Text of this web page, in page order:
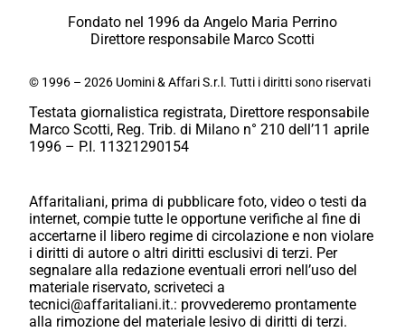
Fondato nel 1996 da Angelo Maria Perrino
Direttore responsabile Marco Scotti
© 1996 – 2026 Uomini & Affari S.r.l. Tutti i diritti sono riservati
Testata giornalistica registrata, Direttore responsabile
Marco Scotti, Reg. Trib. di Milano n° 210 dell’11 aprile
1996 – P.I. 11321290154
Affaritaliani, prima di pubblicare foto, video o testi da
internet, compie tutte le opportune verifiche al fine di
accertarne il libero regime di circolazione e non violare
i diritti di autore o altri diritti esclusivi di terzi. Per
segnalare alla redazione eventuali errori nell’uso del
materiale riservato, scriveteci a
tecnici@affaritaliani.it.: provvederemo prontamente
alla rimozione del materiale lesivo di diritti di terzi.